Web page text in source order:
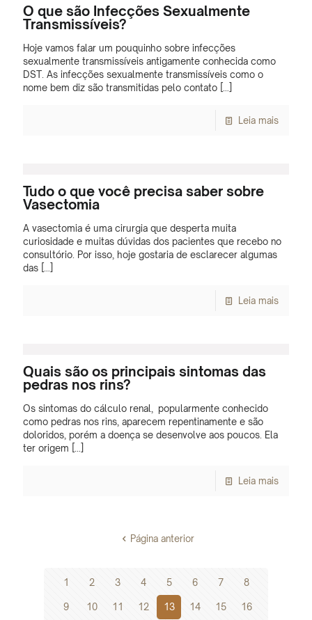
O que são Infecções Sexualmente
Transmissíveis?
Hoje vamos falar um pouquinho sobre infecções
sexualmente transmissíveis antigamente conhecida como
DST. As infecções sexualmente transmissíveis como o
nome bem diz são transmitidas pelo contato
Leia mais
Tudo o que você precisa saber sobre
Vasectomia
A vasectomia é uma cirurgia que desperta muita
curiosidade e muitas dúvidas dos pacientes que recebo no
consultório. Por isso, hoje gostaria de esclarecer algumas
das
Leia mais
Quais são os principais sintomas das
pedras nos rins?
Os sintomas do cálculo renal, popularmente conhecido
como pedras nos rins, aparecem repentinamente e são
doloridos, porém a doença se desenvolve aos poucos. Ela
ter origem
Leia mais
Página anterior
1 2 3 4 5 6 7 8
9 10 11 12 13 14 15 16